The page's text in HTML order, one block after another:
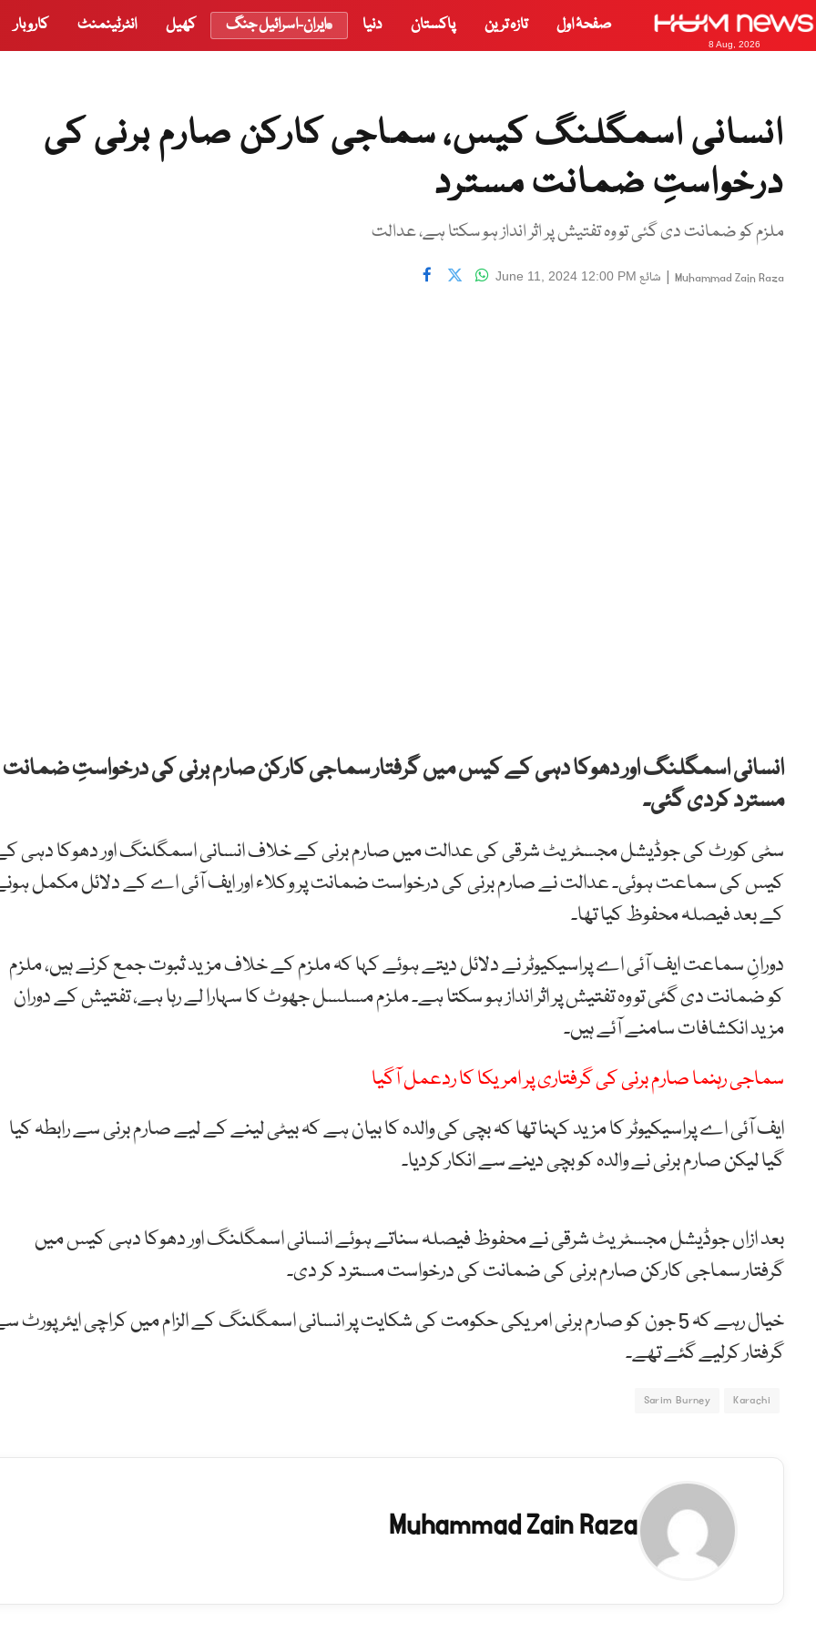
8 Aug, 2026
صفحۂ اول تازہ ترین پاکستان دنیا ایران-اسرائیل جنگ کھیل انٹرٹینمنٹ کاروبار
انسانی اسمگلنگ کیس، سماجی کارکن صارم برنی کی
درخواستِ ضمانت مسترد
ملزم کو ضمانت دی گئی تو وہ تفتیش پر اثر انداز ہو سکتا ہے، عدالت
Muhammad Zain Raza
| شائع June 11, 2024 12:00 PM
انسانی اسمگلنگ اور دھوکا دہی کے کیس میں گرفتار سماجی کارکن صارم برنی کی درخواستِ ضمانت
مسترد کردی گئی۔
سٹی کورٹ کی جوڈیشل مجسٹریٹ شرقی کی عدالت میں صارم برنی کے خلاف انسانی اسمگلنگ اور دھوکا دہی
کیس کی سماعت ہوئی۔ عدالت نے صارم برنی کی درخواست ضمانت پر وکلاء اور ایف آئی اے کے دلائل مکمل
کے بعد فیصلہ محفوظ کیا تھا۔
دورانِ سماعت ایف آئی اے پراسیکیوٹر نے دلائل دیتے ہوئے کہا کہ ملزم کے خلاف مزید ثبوت جمع کرنے ہیں، ملزم
کو ضمانت دی گئی تو وہ تفتیش پر اثر انداز ہو سکتا ہے۔ ملزم مسلسل جھوٹ کا سہارا لے رہا ہے، تفتیش کے دوران
مزید انکشافات سامنے آئے ہیں۔
سماجی رہنما صارم برنی کی گرفتاری پر امریکا کا ردعمل آگیا
ایف آئی اے پراسیکیوٹر کا مزید کہنا تھا کہ بچی کی والدہ کا بیان ہے کہ بیٹی لینے کے لیے صارم برنی سے رابطہ کیا
گیا لیکن صارم برنی نے والدہ کو بچی دینے سے انکار کردیا۔
بعد ازاں جوڈیشل مجسٹریٹ شرقی نے محفوظ فیصلہ سناتے ہوئے انسانی اسمگلنگ اور دھوکا دہی کیس میں
گرفتار سماجی کارکن صارم برنی کی ضمانت کی درخواست مسترد کر دی۔
خیال رہے کہ 5 جون کو صارم برنی امریکی حکومت کی شکایت پر انسانی اسمگلنگ کے الزام میں کراچی ایئرپورٹ
گرفتار کرلیے گئے تھے۔
Karachi
Sarim Burney
Muhammad Zain Raza